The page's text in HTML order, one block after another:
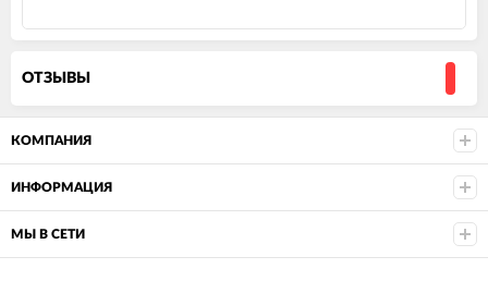
ОТЗЫВЫ
КОМПАНИЯ
ИНФОРМАЦИЯ
МЫ В СЕТИ